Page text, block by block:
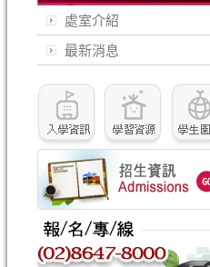
處室介紹
最新消息